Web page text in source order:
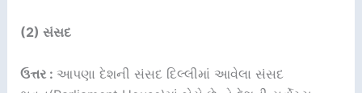
(2) સંસદ
ઉત્તર : આપણા દેશની સંસદ દિલ્લીમાં આવેલા સંસદ